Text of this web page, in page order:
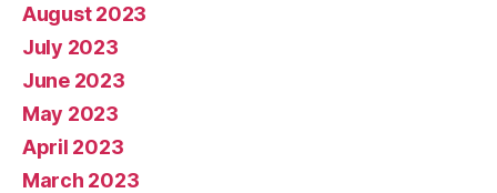
August 2023
July 2023
June 2023
May 2023
April 2023
March 2023